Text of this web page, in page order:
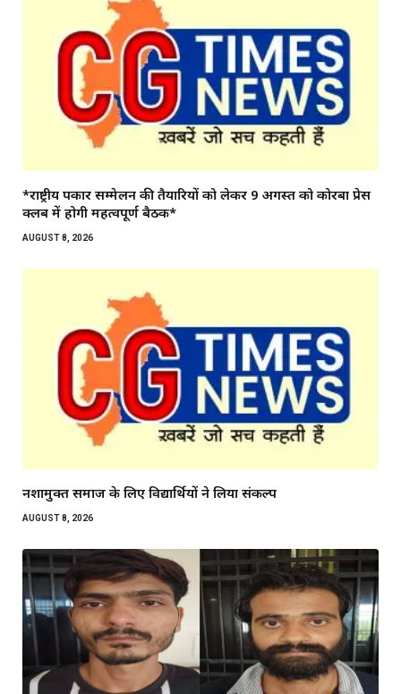
*राष्ट्रीय पत्रकार सम्मेलन की तैयारियों को लेकर 9 अगस्त को कोरबा प्रेस
क्लब में होगी महत्वपूर्ण बैठक*
AUGUST 8, 2026
नशामुक्त समाज के लिए विद्यार्थियों ने लिया संकल्प
AUGUST 8, 2026